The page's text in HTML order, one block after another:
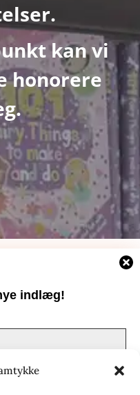
kan vi
honorere
indlæg!